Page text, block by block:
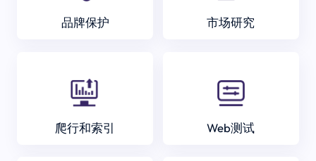
品牌保护 市场研究
爬行和索引 Web测试